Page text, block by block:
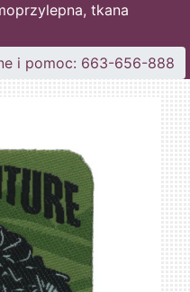
tkana
i pomoc: 663-656-888